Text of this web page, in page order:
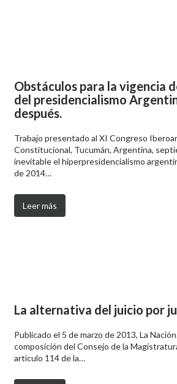
Obstáculos para la vigencia
del presidencialismo
después.
Trabajo presentado al XI Congreso
Constitucional, Tucumán, Argentina,
inevitable el hiperpresidencialismo
de 2014…
Leer más
La alternativa del juicio por
Publicado el 5 de marzo de 2013, La
composición del Consejo de la
artículo 114 de la…